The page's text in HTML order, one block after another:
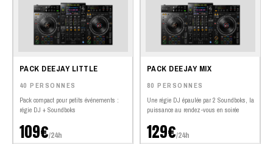
PACK DEEJAY LITTLE
40 PERSONNES
Pack compact pour petits événements :
régie DJ + Soundboks
109€/24h
PACK DEEJAY MIX
80 PERSONNES
Une régie DJ épaulée par 2 Soundboks, la
puissance au rendez-vous en soirée
129€/24h